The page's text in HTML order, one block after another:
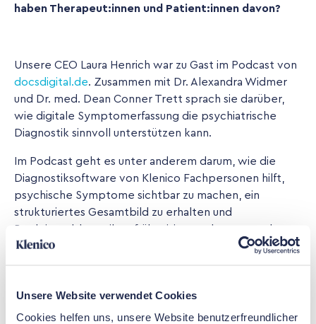
Unsere Website verwendet Cookies
Cookies helfen uns, unsere Website benutzerfreundlicher
haben Therapeut:innen und Patient:innen davon?
Unsere CEO Laura Henrich war zu Gast im Podcast von
docsdigital.de. Zusammen mit Dr. Alexandra Widmer
und Dr. med. Dean Conner Trett sprach sie darüber,
wie digitale Symptomerfassung die psychiatrische
Diagnostik sinnvoll unterstützen kann.
Im Podcast geht es unter anderem darum, wie die
Diagnostiksoftware von Klenico Fachpersonen hilft,
psychische Symptome sichtbar zu machen, ein
strukturiertes Gesamtbild zu erhalten und
Begleitproblematiken frühzeitig zu erkennen – ohne
die fachliche Entscheidung zu ersetzen.
Psychotherapie und Neurologie.